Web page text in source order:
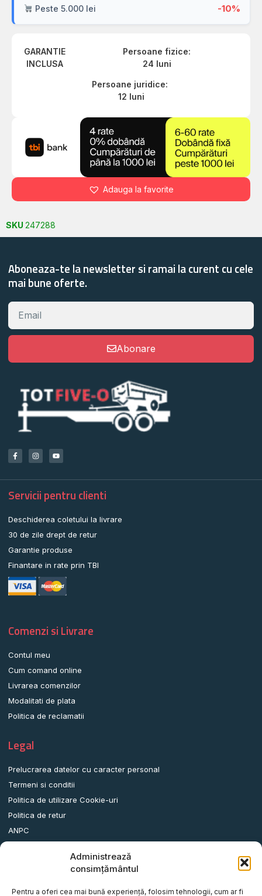
Administrează
consimțământul
Pentru a oferi cea mai bună experiență, folosim tehnologii, cum ar fi
Peste 5.000 lei -10%
GARANTIE
INCLUSA
Persoane fizice:
24 luni
Persoane juridice:
12 luni
Adauga la favorite
SKU 247288
Aboneaza-te la newsletter si ramai la curent cu cele
mai bune oferte.
Abonare
Servicii pentru clienti
Deschiderea coletului la livrare
30 de zile drept de retur
Garantie produse
Finantare in rate prin TBI
Comenzi si Livrare
Contul meu
Cum comand online
Livrarea comenzilor
Modalitati de plata
Politica de reclamatii
Legal
Prelucrarea datelor cu caracter personal
Termeni si conditii
Politica de utilizare Cookie-uri
Politica de retur
ANPC